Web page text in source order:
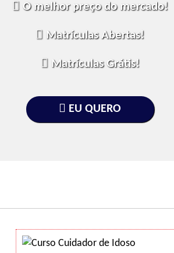
O melhor preço do mercado!
Matrículas Abertas!
Matrículas Grátis!
EU QUERO